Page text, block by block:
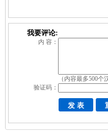
我要评论:
内 容：
（内容最多500个
验证码：